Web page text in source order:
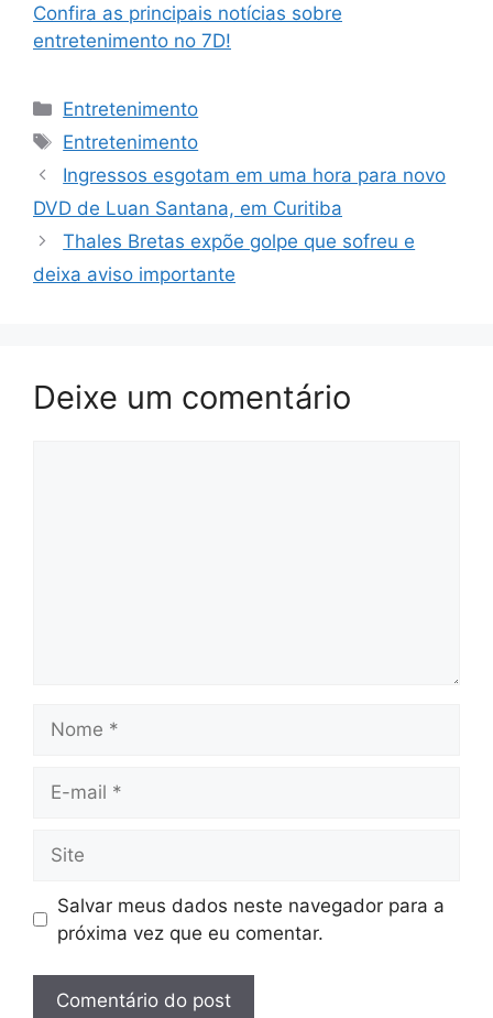
Confira as principais notícias sobre
entretenimento no 7D!
Categorias
Entretenimento
Tags
Entretenimento
Ingressos esgotam em uma hora para novo
DVD de Luan Santana, em Curitiba
Thales Bretas expõe golpe que sofreu e
deixa aviso importante
Deixe um comentário
mail
Salvar meus dados neste navegador para a
próxima vez que eu comentar.